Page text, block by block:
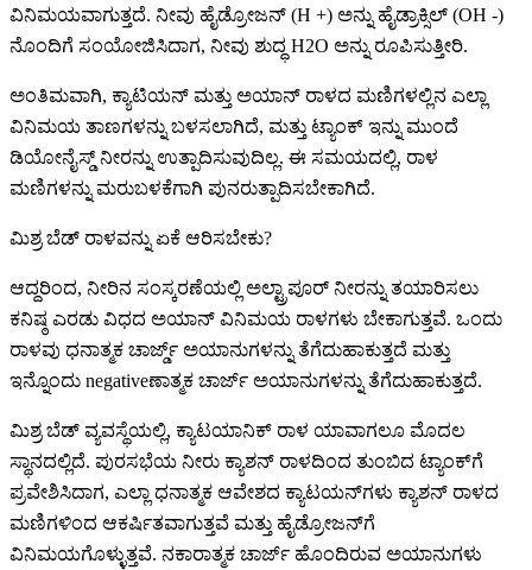
ವಿನಿಮಯವಾಗುತ್ತದೆ. ನೀವು ಹೈಡ್ರೋಜನ್ (H +) ಅನ್ನು ಹೈಡ್ರಾಕ್ಸಿಲ್ (OH -)
ನೊಂದಿಗೆ ಸಂಯೋಜಿಸಿದಾಗ, ನೀವು ಶುದ್ಧ H2O ಅನ್ನು ರೂಪಿಸುತ್ತೀರಿ.
ಅಂತಿಮವಾಗಿ, ಕ್ಯಾಟಿಯನ್ ಮತ್ತು ಅಯಾನ್ ರಾಳದ ಮಣಿಗಳಲ್ಲಿನ ಎಲ್ಲಾ
ವಿನಿಮಯ ತಾಣಗಳನ್ನು ಬಳಸಲಾಗಿದೆ, ಮತ್ತು ಟ್ಯಾಂಕ್ ಇನ್ನು ಮುಂದೆ
ಡಿಯೋನೈಸ್ಡ್ ನೀರನ್ನು ಉತ್ಪಾದಿಸುವುದಿಲ್ಲ. ಈ ಸಮಯದಲ್ಲಿ, ರಾಳ
ಮಣಿಗಳನ್ನು ಮರುಬಳಕೆಗಾಗಿ ಪುನರುತ್ಪಾದಿಸಬೇಕಾಗಿದೆ.
ಮಿಶ್ರ ಬೆಡ್ ರಾಳವನ್ನು ಏಕೆ ಆರಿಸಬೇಕು?
ಆದ್ದರಿಂದ, ನೀರಿನ ಸಂಸ್ಕರಣೆಯಲ್ಲಿ ಅಲ್ಟ್ರಾಪೂರ್ ನೀರನ್ನು ತಯಾರಿಸಲು
ಕನಿಷ್ಠ ಎರಡು ವಿಧದ ಅಯಾನ್ ವಿನಿಮಯ ರಾಳಗಳು ಬೇಕಾಗುತ್ತವೆ. ಒಂದು
ರಾಳವು ಧನಾತ್ಮಕ ಚಾರ್ಜ್ಡ್ ಅಯಾನುಗಳನ್ನು ತೆಗೆದುಹಾಕುತ್ತದೆ ಮತ್ತು
ಇನ್ನೊಂದು negativeಣಾತ್ಮಕ ಚಾರ್ಜ್ ಅಯಾನುಗಳನ್ನು ತೆಗೆದುಹಾಕುತ್ತದೆ.
ಮಿಶ್ರ ಬೆಡ್ ವ್ಯವಸ್ಥೆಯಲ್ಲಿ, ಕ್ಯಾಟಯಾನಿಕ್ ರಾಳ ಯಾವಾಗಲೂ ಮೊದಲ
ಸ್ಥಾನದಲ್ಲಿದೆ. ಪುರಸಭೆಯ ನೀರು ಕ್ಯಾಶನ್ ರಾಳದಿಂದ ತುಂಬಿದ ಟ್ಯಾಂಕ್‌ಗೆ
ಪ್ರವೇಶಿಸಿದಾಗ, ಎಲ್ಲಾ ಧನಾತ್ಮಕ ಆವೇಶದ ಕ್ಯಾಟಯನ್‌ಗಳು ಕ್ಯಾಶನ್ ರಾಳದ
ಮಣಿಗಳಿಂದ ಆಕರ್ಷಿತವಾಗುತ್ತವೆ ಮತ್ತು ಹೈಡ್ರೋಜನ್‌ಗೆ
ವಿನಿಮಯಗೊಳ್ಳುತ್ತವೆ. ನಕಾರಾತ್ಮಕ ಚಾರ್ಜ್ ಹೊಂದಿರುವ ಅಯಾನುಗಳು